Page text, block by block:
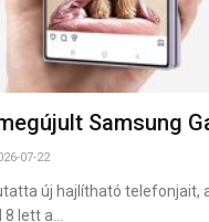
Samsung
07-22
új hajlítható telefonjait,
lett a…